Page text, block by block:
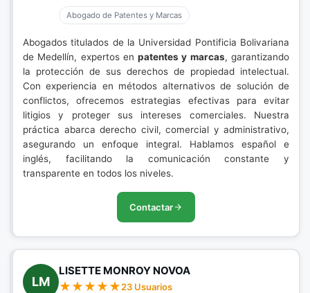
Abogado de Patentes y Marcas
Abogados titulados de la Universidad Pontificia Bolivariana
de Medellín, expertos enpatentes y marcas, garantizando
la protección de sus derechos de propiedad intelectual.
Con experiencia en métodos alternativos de solución de
conflictos, ofrecemos estrategias efectivas para evitar
litigios y proteger sus intereses comerciales. Nuestra
práctica abarca derecho civil, comercial y administrativo,
asegurando un enfoque integral. Hablamos español e
inglés, facilitando la comunicación constante y
transparente en todos los niveles.
Contactar
LM
LISETTE MONROY NOVOA
23 Usuarios